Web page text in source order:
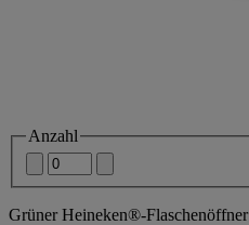
Anzahl
Grüner Heineken®-Flaschenöffner